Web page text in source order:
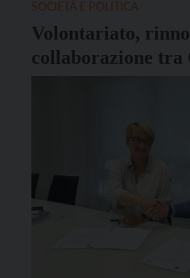
Volontariato,
collaborazione tra